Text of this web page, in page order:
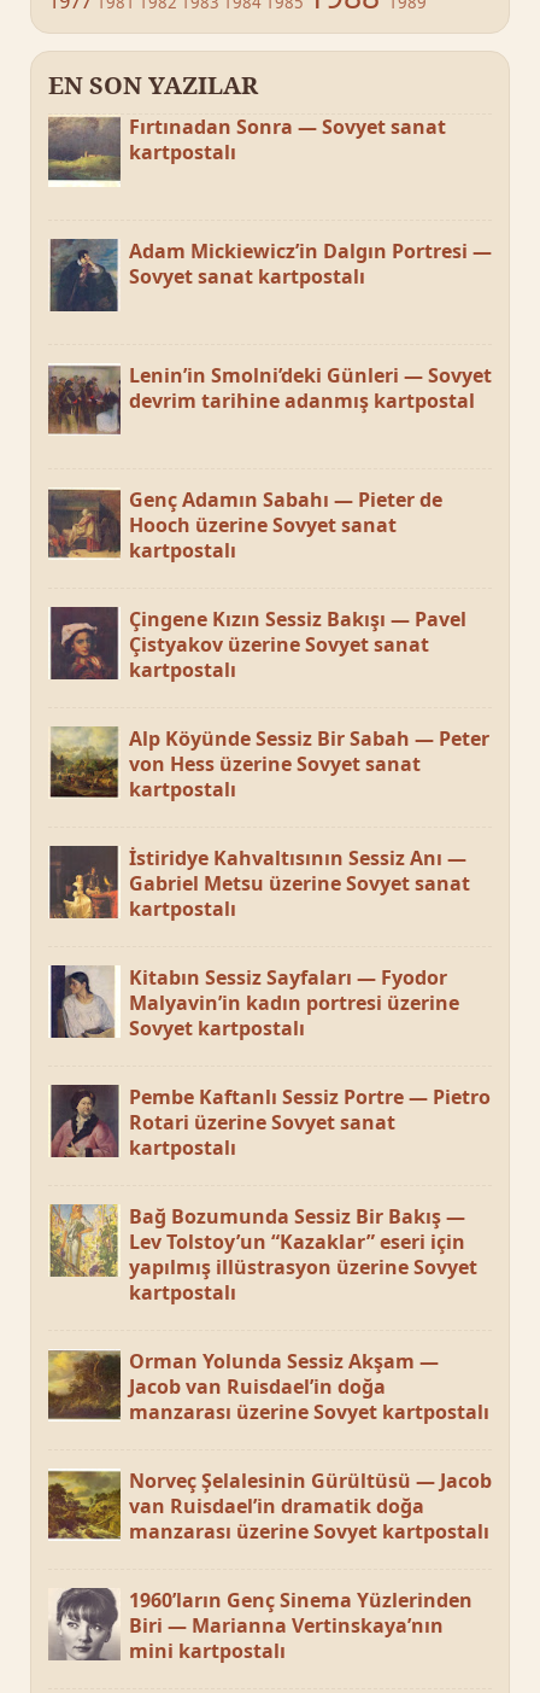
EN SON YAZILAR
Fırtınadan Sonra — Sovyet sanat
kartpostalı
Adam Mickiewicz’in Dalgın Portresi —
Sovyet sanat kartpostalı
Lenin’in Smolni’deki Günleri — Sovyet
devrim tarihine adanmış kartpostal
Genç Adamın Sabahı — Pieter de
Hooch üzerine Sovyet sanat
kartpostalı
Çingene Kızın Sessiz Bakışı — Pavel
Çistyakov üzerine Sovyet sanat
kartpostalı
Alp Köyünde Sessiz Bir Sabah — Peter
von Hess üzerine Sovyet sanat
kartpostalı
İstiridye Kahvaltısının Sessiz Anı —
Gabriel Metsu üzerine Sovyet sanat
kartpostalı
Kitabın Sessiz Sayfaları — Fyodor
Malyavin’in kadın portresi üzerine
Sovyet kartpostalı
Pembe Kaftanlı Sessiz Portre — Pietro
Rotari üzerine Sovyet sanat
kartpostalı
Bağ Bozumunda Sessiz Bir Bakış —
Lev Tolstoy’un “Kazaklar” eseri için
yapılmış illüstrasyon üzerine Sovyet
kartpostalı
Orman Yolunda Sessiz Akşam —
Jacob van Ruisdael’in doğa
manzarası üzerine Sovyet kartpostalı
Norveç Şelalesinin Gürültüsü — Jacob
van Ruisdael’in dramatik doğa
manzarası üzerine Sovyet kartpostalı
1960’ların Genç Sinema Yüzlerinden
Biri — Marianna Vertinskaya’nın
mini kartpostalı